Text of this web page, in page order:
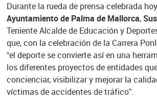
Durante la rueda de prensa celebrada
Ayuntamiento de Palma de Mallorca,
Teniente Alcalde de Educación y
que, con la celebración de la Carrera
“el deporte se convierte así en una
los diferentes proyectos de entidades
concienciar, visibilizar y mejorar la
víctimas de accidentes de tráfico”.